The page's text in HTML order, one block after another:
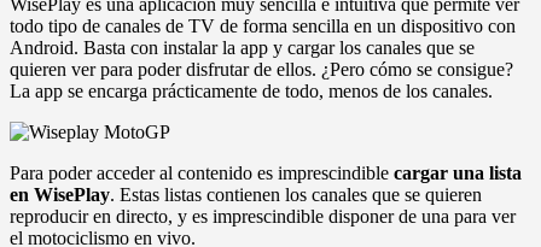
todo tipo de canales de TV de forma sencilla en un dispositivo con
Android. Basta con instalar la app y cargar los canales que se
quieren ver para poder disfrutar de ellos. ¿Pero cómo se consigue?
La app se encarga prácticamente de todo, menos de los canales.
Para poder acceder al contenido es imprescindible cargar una lista
en WisePlay. Estas listas contienen los canales que se quieren
reproducir en directo, y es imprescindible disponer de una para ver
el motociclismo en vivo.